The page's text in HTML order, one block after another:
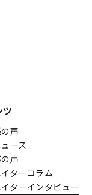
ツ
声
ース
声
ターコラム
ターインタビュー